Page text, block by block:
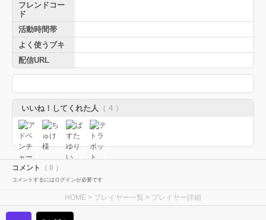
フレンドコー
ド
活動時間帯
よく使うブキ
配信URL
いいね！してくれた人 （ 4 ）
コメント （ 0 ）
コメントするにはログインが必要です
HOME > プレイヤー一覧 > プレイヤー詳細